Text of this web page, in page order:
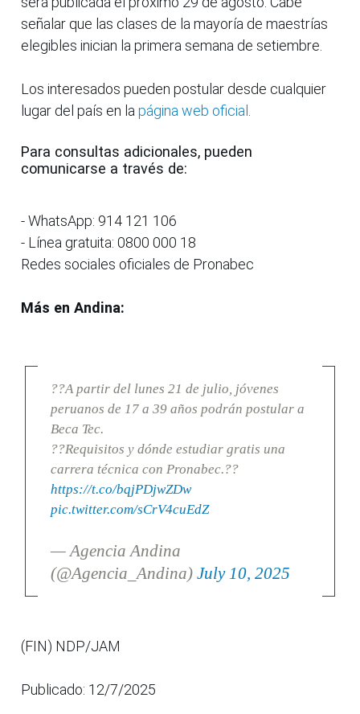
señalar que las clases de la mayoría de maestrías
elegibles inician la primera semana de setiembre.
Los interesados pueden postular desde cualquier
lugar del país en la página web oficial
Para consultas adicionales, pueden
comunicarse a través de:
- WhatsApp: 914 121 106
- Línea gratuita: 0800 000 18
Redes sociales oficiales de Pronabec
Más en Andina:
??A partir del lunes 21 de julio, jóvenes
peruanos de 17 a 39 años podrán postular a
Beca Tec.
??Requisitos y dónde estudiar gratis una
carrera técnica con Pronabec.??
https://t.co/bqjPDjwZDw
pic.twitter.com/sCrV4cuEdZ
— Agencia Andina
(@Agencia_Andina) July 10, 2025
(FIN) NDP/JAM
Publicado: 12/7/2025